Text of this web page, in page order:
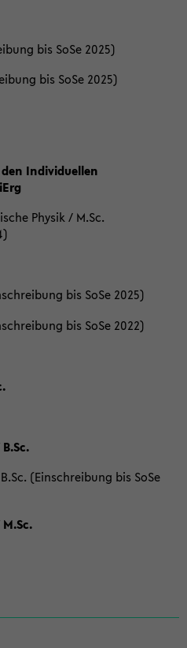
bis SoSe 2025)
bis SoSe 2025)
Individuellen
Physik / M.Sc.
bis SoSe 2025)
bis SoSe 2022)
(Einschreibung bis SoSe